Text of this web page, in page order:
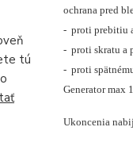
tú
ochrana pred
- proti prebitiu
- proti skratu a
- proti
Generator max
Ukoncenia